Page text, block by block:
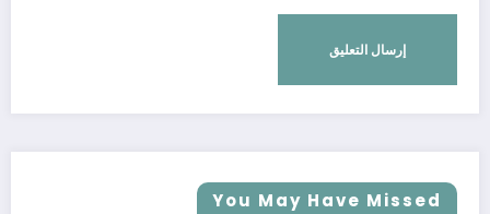
You May Have Missed